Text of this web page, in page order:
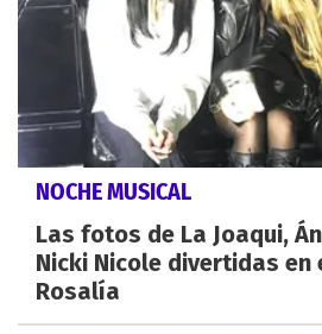
NOCHE MUSICAL
Las fotos de La Joaqui,
Nicki Nicole divertidas en
Rosalía